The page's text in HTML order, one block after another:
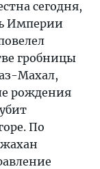
сегодня,
Империи
гробницы
Махал,
рождения
По